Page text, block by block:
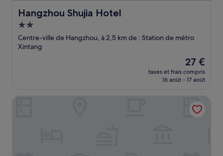
Hangzhou Shujia Hotel
Hangzhou Shujia Hotel
Hébergement
2.0 étoiles
Centre-ville de Hangzhou, à 2,5 km de : Station de métro
Xintang
Le
nouveau
prix
de
27 €
27 €
taxes et frais compris
16 août - 17 août